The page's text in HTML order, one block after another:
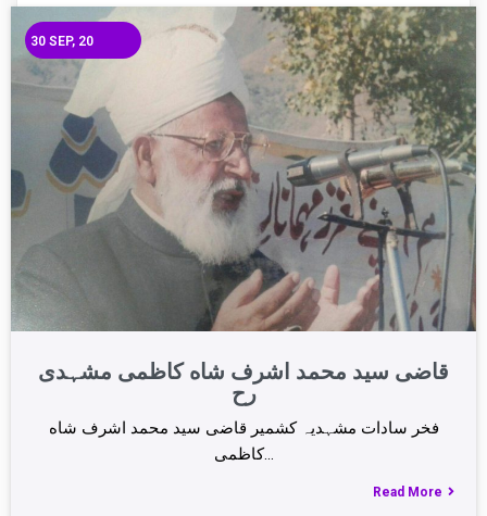
قاضی سید محمد اشرف شاه کاظمی مشہدی
رح
30 SEP, 20
فخر سادات مشہدیہ کشمیر قاضی سید محمد اشرف شاه
کاظمی…
Read More